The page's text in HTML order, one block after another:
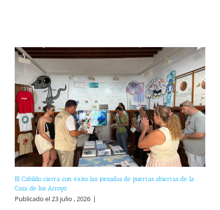
El Cabildo cierra con éxito las jornadas de puertas abiertas de la
Casa de los Arroyo
Publicado el 23 julio , 2026 |